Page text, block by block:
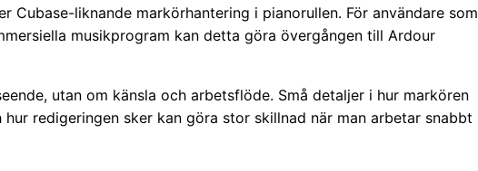
Cubase-liknande markörhantering i pianorullen. För användare som
musikprogram kan detta göra övergången till Ardour
utan om känsla och arbetsflöde. Små detaljer i hur markören
redigeringen sker kan göra stor skillnad när man arbetar snabbt